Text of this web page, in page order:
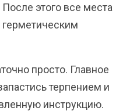
этого все места
просто. Главное
терпением и
инструкцию.